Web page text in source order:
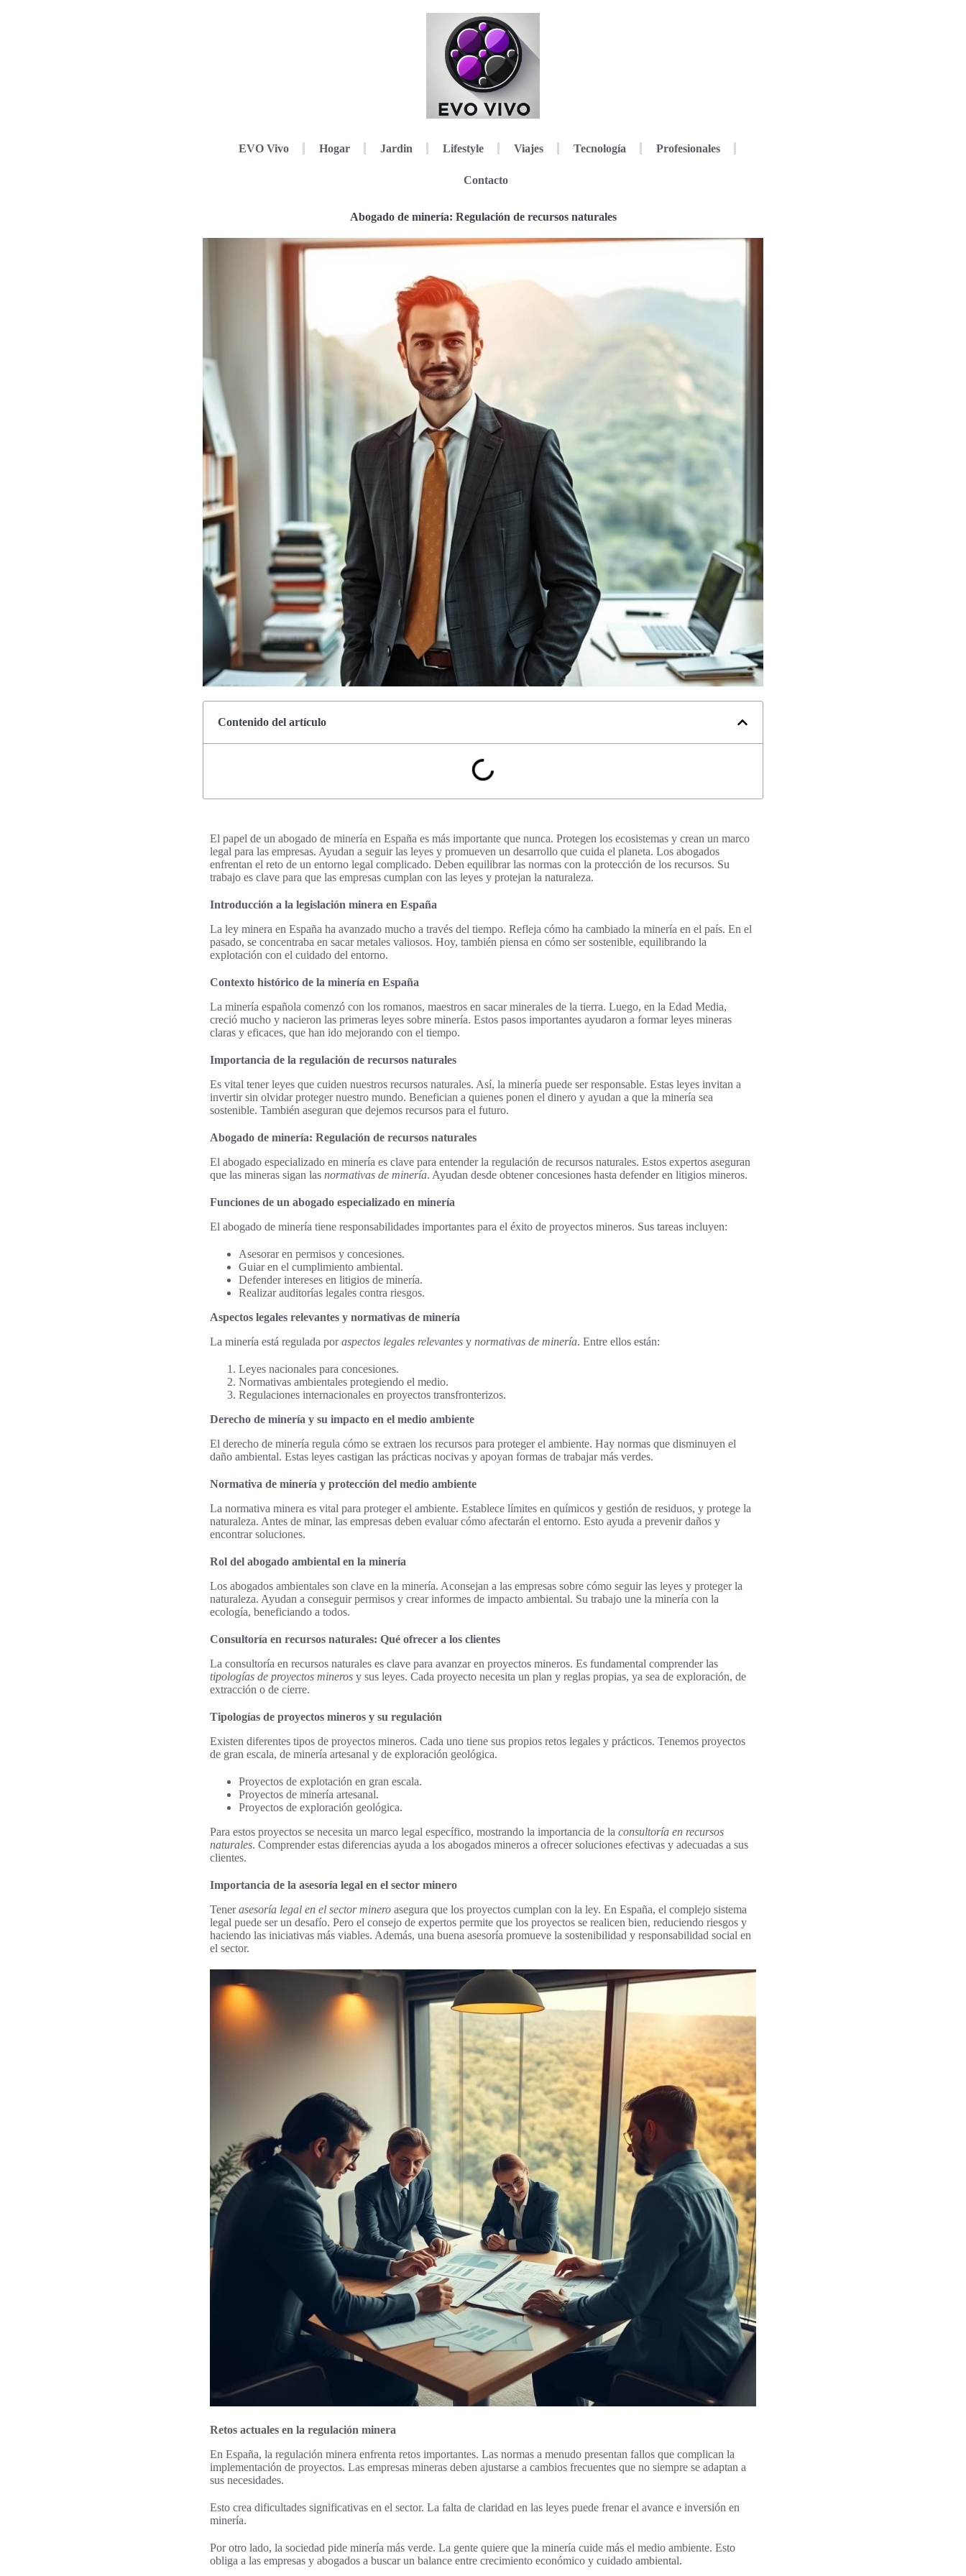
EVO Vivo Hogar Jardin Lifestyle Viajes Tecnología Profesionales
Contacto
Abogado de minería: Regulación de recursos naturales
Contenido del artículo
El papel de un abogado de minería en España es más importante que nunca. Protegen los ecosistemas y crean un marco
legal para las empresas. Ayudan a seguir las leyes y promueven un desarrollo que cuida el planeta. Los abogados
enfrentan el reto de un entorno legal complicado. Deben equilibrar las normas con la protección de los recursos. Su
trabajo es clave para que las empresas cumplan con las leyes y protejan la naturaleza.
Introducción a la legislación minera en España
La ley minera en España ha avanzado mucho a través del tiempo. Refleja cómo ha cambiado la minería en el país. En el
pasado, se concentraba en sacar metales valiosos. Hoy, también piensa en cómo ser sostenible, equilibrando la
explotación con el cuidado del entorno.
Contexto histórico de la minería en España
La minería española comenzó con los romanos, maestros en sacar minerales de la tierra. Luego, en la Edad Media,
creció mucho y nacieron las primeras leyes sobre minería. Estos pasos importantes ayudaron a formar leyes mineras
claras y eficaces, que han ido mejorando con el tiempo.
Importancia de la regulación de recursos naturales
Es vital tener leyes que cuiden nuestros recursos naturales. Así, la minería puede ser responsable. Estas leyes invitan a
invertir sin olvidar proteger nuestro mundo. Benefician a quienes ponen el dinero y ayudan a que la minería sea
sostenible. También aseguran que dejemos recursos para el futuro.
Abogado de minería: Regulación de recursos naturales
El abogado especializado en minería es clave para entender la regulación de recursos naturales. Estos expertos aseguran
que las mineras sigan las normativas de minería. Ayudan desde obtener concesiones hasta defender en litigios mineros.
Funciones de un abogado especializado en minería
El abogado de minería tiene responsabilidades importantes para el éxito de proyectos mineros. Sus tareas incluyen:
Asesorar en permisos y concesiones.
Guiar en el cumplimiento ambiental.
Defender intereses en litigios de minería.
Realizar auditorías legales contra riesgos.
Aspectos legales relevantes y normativas de minería
La minería está regulada poraspectos legales relevantes y normativas de minería. Entre ellos están:
Leyes nacionales para concesiones.
Normativas ambientales protegiendo el medio.
Regulaciones internacionales en proyectos transfronterizos.
Derecho de minería y su impacto en el medio ambiente
El derecho de minería regula cómo se extraen los recursos para proteger el ambiente. Hay normas que disminuyen el
daño ambiental. Estas leyes castigan las prácticas nocivas y apoyan formas de trabajar más verdes.
Normativa de minería y protección del medio ambiente
La normativa minera es vital para proteger el ambiente. Establece límites en químicos y gestión de residuos, y protege la
naturaleza. Antes de minar, las empresas deben evaluar cómo afectarán el entorno. Esto ayuda a prevenir daños y
encontrar soluciones.
Rol del abogado ambiental en la minería
Los abogados ambientales son clave en la minería. Aconsejan a las empresas sobre cómo seguir las leyes y proteger la
naturaleza. Ayudan a conseguir permisos y crear informes de impacto ambiental. Su trabajo une la minería con la
ecología, beneficiando a todos.
Consultoría en recursos naturales: Qué ofrecer a los clientes
La consultoría en recursos naturales es clave para avanzar en proyectos mineros. Es fundamental comprender las
tipologías de proyectos mineros y sus leyes. Cada proyecto necesita un plan y reglas propias, ya sea de exploración, de
extracción o de cierre.
Tipologías de proyectos mineros y su regulación
Existen diferentes tipos de proyectos mineros. Cada uno tiene sus propios retos legales y prácticos. Tenemos proyectos
de gran escala, de minería artesanal y de exploración geológica.
Proyectos de explotación en gran escala.
Proyectos de minería artesanal.
Proyectos de exploración geológica.
Para estos proyectos se necesita un marco legal específico, mostrando la importancia de la consultoría en recursos
naturales. Comprender estas diferencias ayuda a los abogados mineros a ofrecer soluciones efectivas y adecuadas a sus
clientes.
Importancia de la asesoría legal en el sector minero
Tenerasesoría legal en el sector minero asegura que los proyectos cumplan con la ley. En España, el complejo sistema
legal puede ser un desafío. Pero el consejo de expertos permite que los proyectos se realicen bien, reduciendo riesgos y
haciendo las iniciativas más viables. Además, una buena asesoría promueve la sostenibilidad y responsabilidad social en
el sector.
Retos actuales en la regulación minera
En España, la regulación minera enfrenta retos importantes. Las normas a menudo presentan fallos que complican la
implementación de proyectos. Las empresas mineras deben ajustarse a cambios frecuentes que no siempre se adaptan a
sus necesidades.
Esto crea dificultades significativas en el sector. La falta de claridad en las leyes puede frenar el avance e inversión en
minería.
Por otro lado, la sociedad pide minería más verde. La gente quiere que la minería cuide más el medio ambiente. Esto
obliga a las empresas y abogados a buscar un balance entre crecimiento económico y cuidado ambiental.